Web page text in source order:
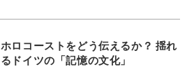
ホロコーストをどう伝えるか？ 揺れ
るドイツの「記憶の文化」